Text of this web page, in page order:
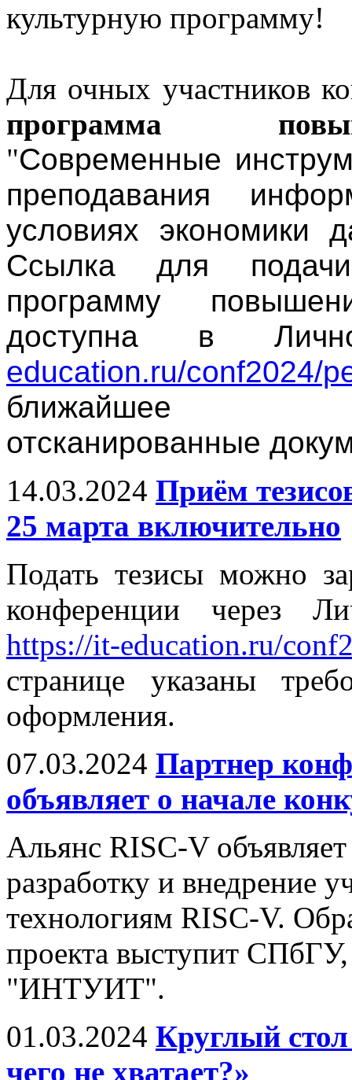
культурную программу!
Для очных участников
программа
"Современные
преподавания
условиях экономики
Ссылка для
программу
доступна в
education.ru/conf2024/
ближайшее
отсканированные
14.03.2024 Приём
25 марта включительно
Подать тезисы можно
конференции через
https://it-education.ru/
странице указаны
оформления.
07.03.2024 Партнер
объявляет о начале
Альянс RISC-V
разработку и внедрение
технологиям RISC-V.
проекта выступит
"ИНТУИТ".
01.03.2024 Круглый стол
чего не хватает?»